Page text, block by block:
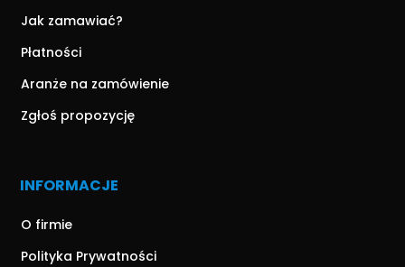
Jak zamawiać?
Płatności
Aranże na zamówienie
Zgłoś propozycję
INFORMACJE
O firmie
Polityka Prywatności